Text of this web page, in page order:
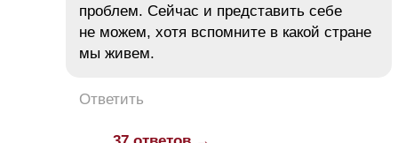
проблем. Сейчас и представить себе
не можем, хотя вспомните в какой стране
мы живем.
Ответить